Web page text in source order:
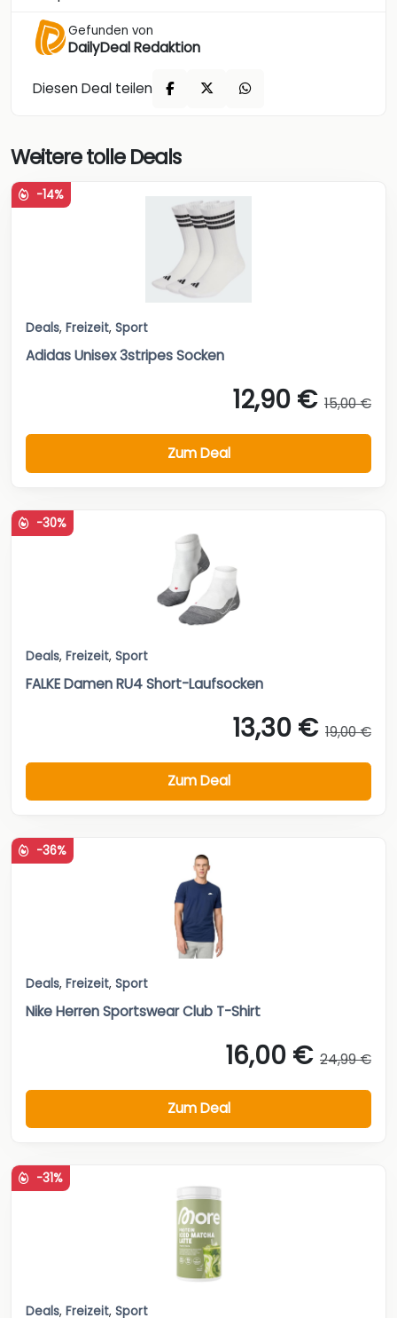
Gefunden von
DailyDeal Redaktion
Diesen Deal teilen
Weitere tolle Deals
-14%
Deals, Freizeit, Sport
Adidas Unisex 3stripes Socken
12,90 € 15,00 €
Zum Deal
-30%
Deals, Freizeit, Sport
FALKE Damen RU4 Short-Laufsocken
13,30 € 19,00 €
Zum Deal
-36%
Deals, Freizeit, Sport
Nike Herren Sportswear Club T-Shirt
16,00 € 24,99 €
Zum Deal
-31%
Deals, Freizeit, Sport